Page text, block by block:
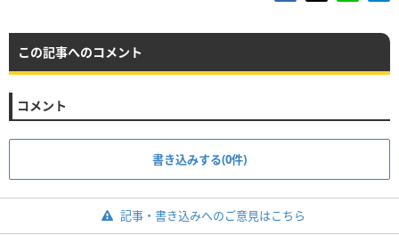
この記事へのコメント
コメント
書き込みする(0件)
記事・書き込みへのご意見はこちら